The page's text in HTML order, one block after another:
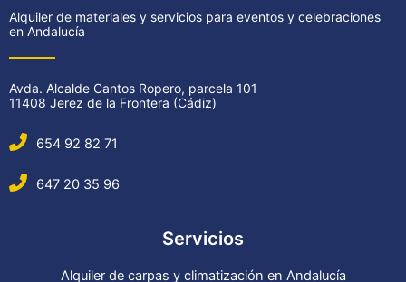
Alquiler de materiales y servicios para eventos y celebraciones
en Andalucía
Avda. Alcalde Cantos Ropero, parcela 101
11408 Jerez de la Frontera (Cádiz)
654 92 82 71
647 20 35 96
Servicios
Alquiler de carpas y climatización en Andalucía